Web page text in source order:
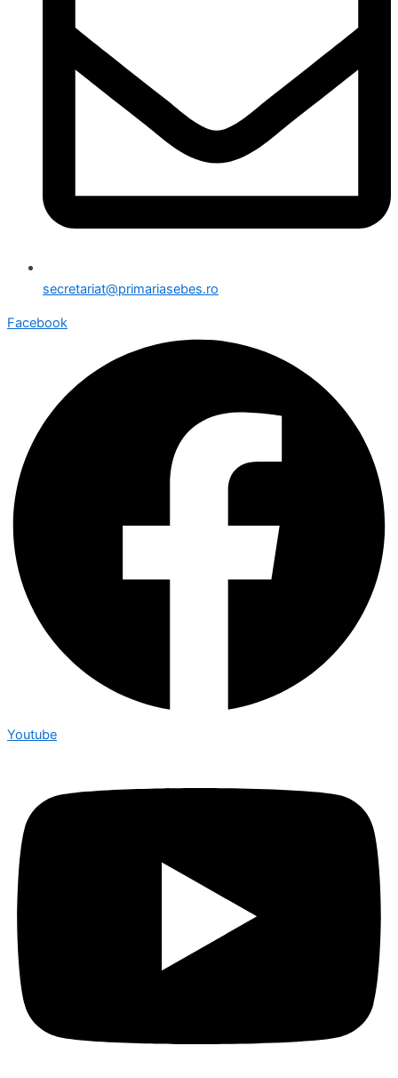
secretariat@primariasebes.ro
Facebook
Youtube